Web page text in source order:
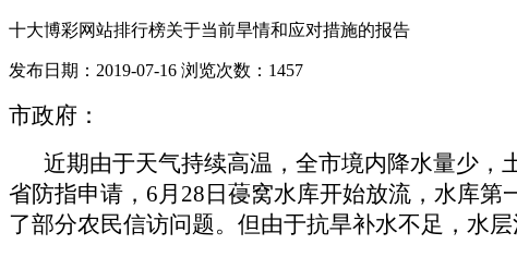
十大博彩网站排行榜关于当前旱情和应对措施的报告
发布日期：2019-07-16 浏览次数： 1457
市政府：
近期由于天气持续高温，全市境内降水量少，
省防指申请，6月28日葠窝水库开始放流，水库
了部分农民信访问题。但由于抗旱补水不足，水